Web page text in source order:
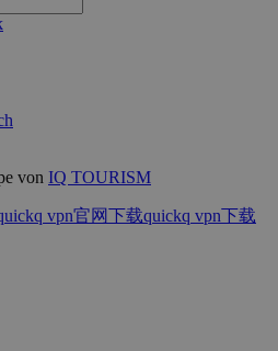
von IQ TOURISM
vpn官网下载quickq vpn下载